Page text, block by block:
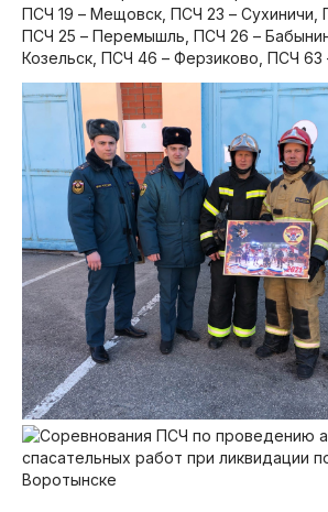
ПСЧ 19 – Мещовск, ПСЧ 23 – Сухиничи,
ПСЧ 25 – Перемышль, ПСЧ 26 –
Козельск, ПСЧ 46 – Ферзиково, ПСЧ 63